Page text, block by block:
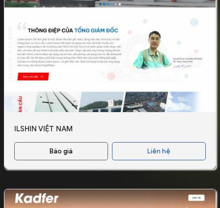
ILSHIN VIỆT NAM
Báo giá Liên hệ